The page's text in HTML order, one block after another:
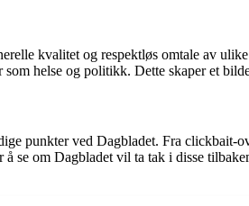
kvalitet og respektløs omtale av
helse og politikk. Dette skaper et
punkter ved Dagbladet. Fra
se om Dagbladet vil ta tak i disse